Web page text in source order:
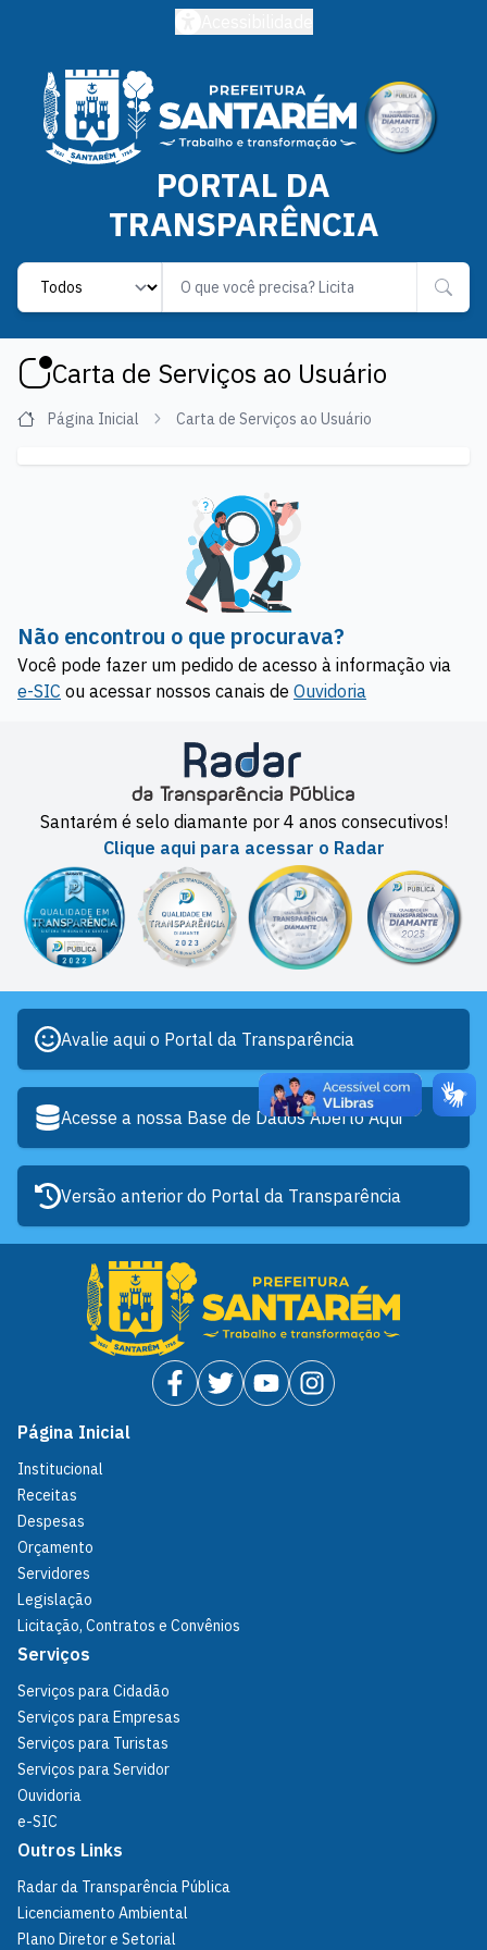
PORTAL DA
TRANSPARÊNCIA
Label
Carta de Serviços ao Usuário
Página Inicial Carta de Serviços ao Usuário
Não encontrou o que procurava?
Você pode fazer um pedido de acesso à informação via
e-SIC ou acessar nossos canais de Ouvidoria
Santarém é selo diamante por 4 anos consecutivos!
Clique aqui para acessar o Radar
Avalie aqui o Portal da Transparência
Acesse a nossa Base de Dados Aberto Aqui
Versão anterior do Portal da Transparência
Página Inicial
Institucional
Receitas
Despesas
Orçamento
Servidores
Legislação
Licitação, Contratos e Convênios
Serviços
Serviços para Cidadão
Serviços para Empresas
Serviços para Turistas
Serviços para Servidor
Ouvidoria
e-SIC
Outros Links
Radar da Transparência Pública
Licenciamento Ambiental
Plano Diretor e Setorial